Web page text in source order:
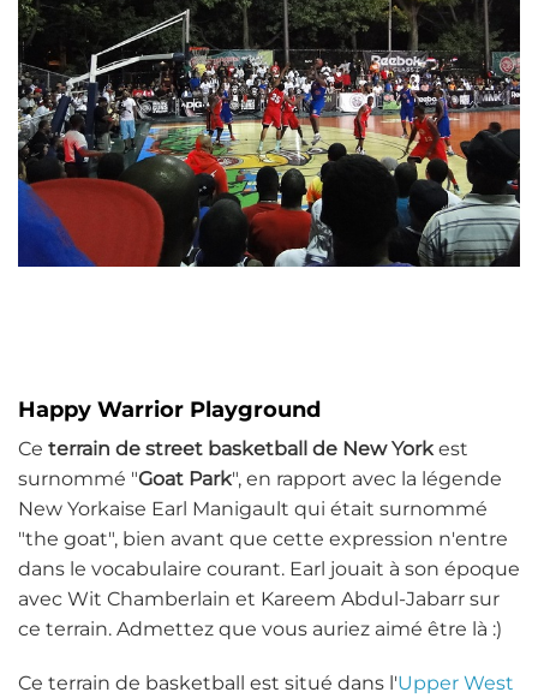
Happy Warrior Playground
Ce terrain de street basketball de New York est
surnommé "Goat Park", en rapport avec la légende
New Yorkaise Earl Manigault qui était surnommé
"the goat", bien avant que cette expression n'entre
dans le vocabulaire courant. Earl jouait à son époque
avec Wit Chamberlain et Kareem Abdul-Jabarr sur
ce terrain. Admettez que vous auriez aimé être là :)
Ce terrain de basketball est situé dans l'Upper West